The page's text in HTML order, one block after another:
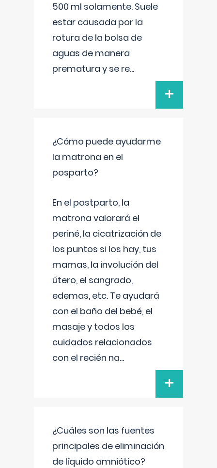
500 ml solamente. Suele
estar causada por la
rotura de la bolsa de
aguas de manera
prematura y se re...
+
¿Cómo puede ayudarme
la matrona en el
posparto?
En el postparto, la
matrona valorará el
periné, la cicatrización de
los puntos si los hay, tus
mamas, la involución del
útero, el sangrado,
edemas, etc. Te ayudará
con el baño del bebé, el
masaje y todos los
cuidados relacionados
con el recién na...
+
¿Cuáles son las fuentes
principales de eliminación
de líquido amniótico?